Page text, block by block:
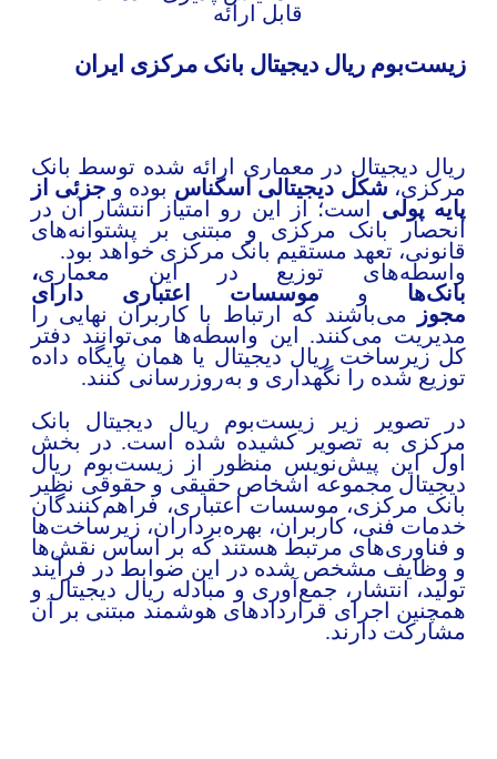
قابل ارائه
زيست‌بوم ریال دیجیتال بانک مركزی ايران
ریال دیجیتال در معماری ارائه شده توسط بانک
شکل دیجیتالی اسکناسبوده وجزئی از
پولیاست؛ از این رو امتیاز انتشار آن در
انحصار بانک مرکزی و مبتنی بر پشتوانه‌های
قانونی، تعهد مستقیم بانک مرکزی خواهد بود.
واسطه‌های توزیع در این معماری،
بانک‌ها
و
موسسات اعتباری دارای
می‌باشند که ارتباط با کاربران نهایی را
مدیریت می‌کنند. این واسطه‌ها می‌توانند دفتر
کل زیرساخت ریال دیجیتال یا همان پایگاه داده
توزیع شده را نگهداری و به‌روزرسانی کنند.
در تصویر زیر زیست‌بوم ریال دیجیتال بانک
مرکزی به تصویر کشیده شده است. در بخش
اول این پیش‌نویس منظور از زیست‌بوم ریال
دیجیتال مجموعه اشخاص حقیقی و حقوقی نظیر
بانک مرکزی، موسسات اعتباری، فراهم‌کنندگان
خدمات فنی، کاربران، بهره‌برداران، زیرساخت‌ها
و فناوری‌های مرتبط هستند که بر اساس نقش‌ها
و وظایف مشخص شده در این ضوابط در فرآیند
تولید، انتشار، جمع‌آوری و مبادله ریال دیجیتال و
همچنین اجرای قراردادهای هوشمند مبتنی بر آن
مشارکت دارند.